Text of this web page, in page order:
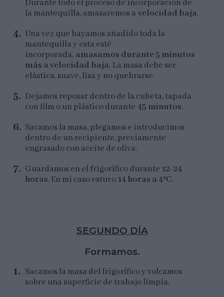
Durante todo el proceso de incorporación de
la mantequilla, amasaremos avelocidad baja.
Una vez que hayamos añadido toda la
mantequilla y esta esté
incorporada, amasamos durante 5 minutos
más a velocidad baja. La masa debe ser
elástica, suave, lisa y no quebrarse.
Dejamos reposar dentro de la cubeta, tapada
con film o un plástico durante 45 minutos.
Sacamos la masa, plegamos e introducimos
dentro de un recipiente, previamente
engrasado con aceite de oliva.
Guardamos en el frigorífico durante 12-24
horas. En mi caso estuvo14 horas a 4ºC.
SEGUNDO DÍA
Formamos.
Sacamos la masa del frigorífico y volcamos
sobre una superficie de trabajo limpia.